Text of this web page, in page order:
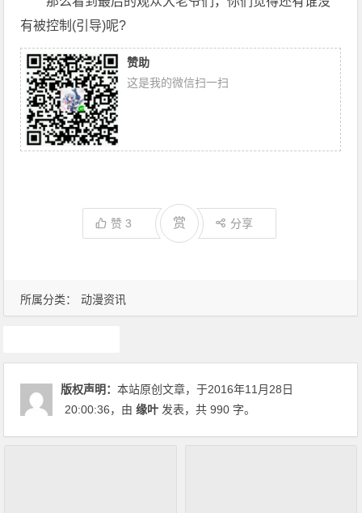
所属分类： 动漫资讯
有被控制(引导)呢?
赞助
这是我的微信扫一扫
赞3 赏 分享
版权声明：本站原创文章，于2016年11月28日
20:00:36，由缘叶 发表，共 990 字。